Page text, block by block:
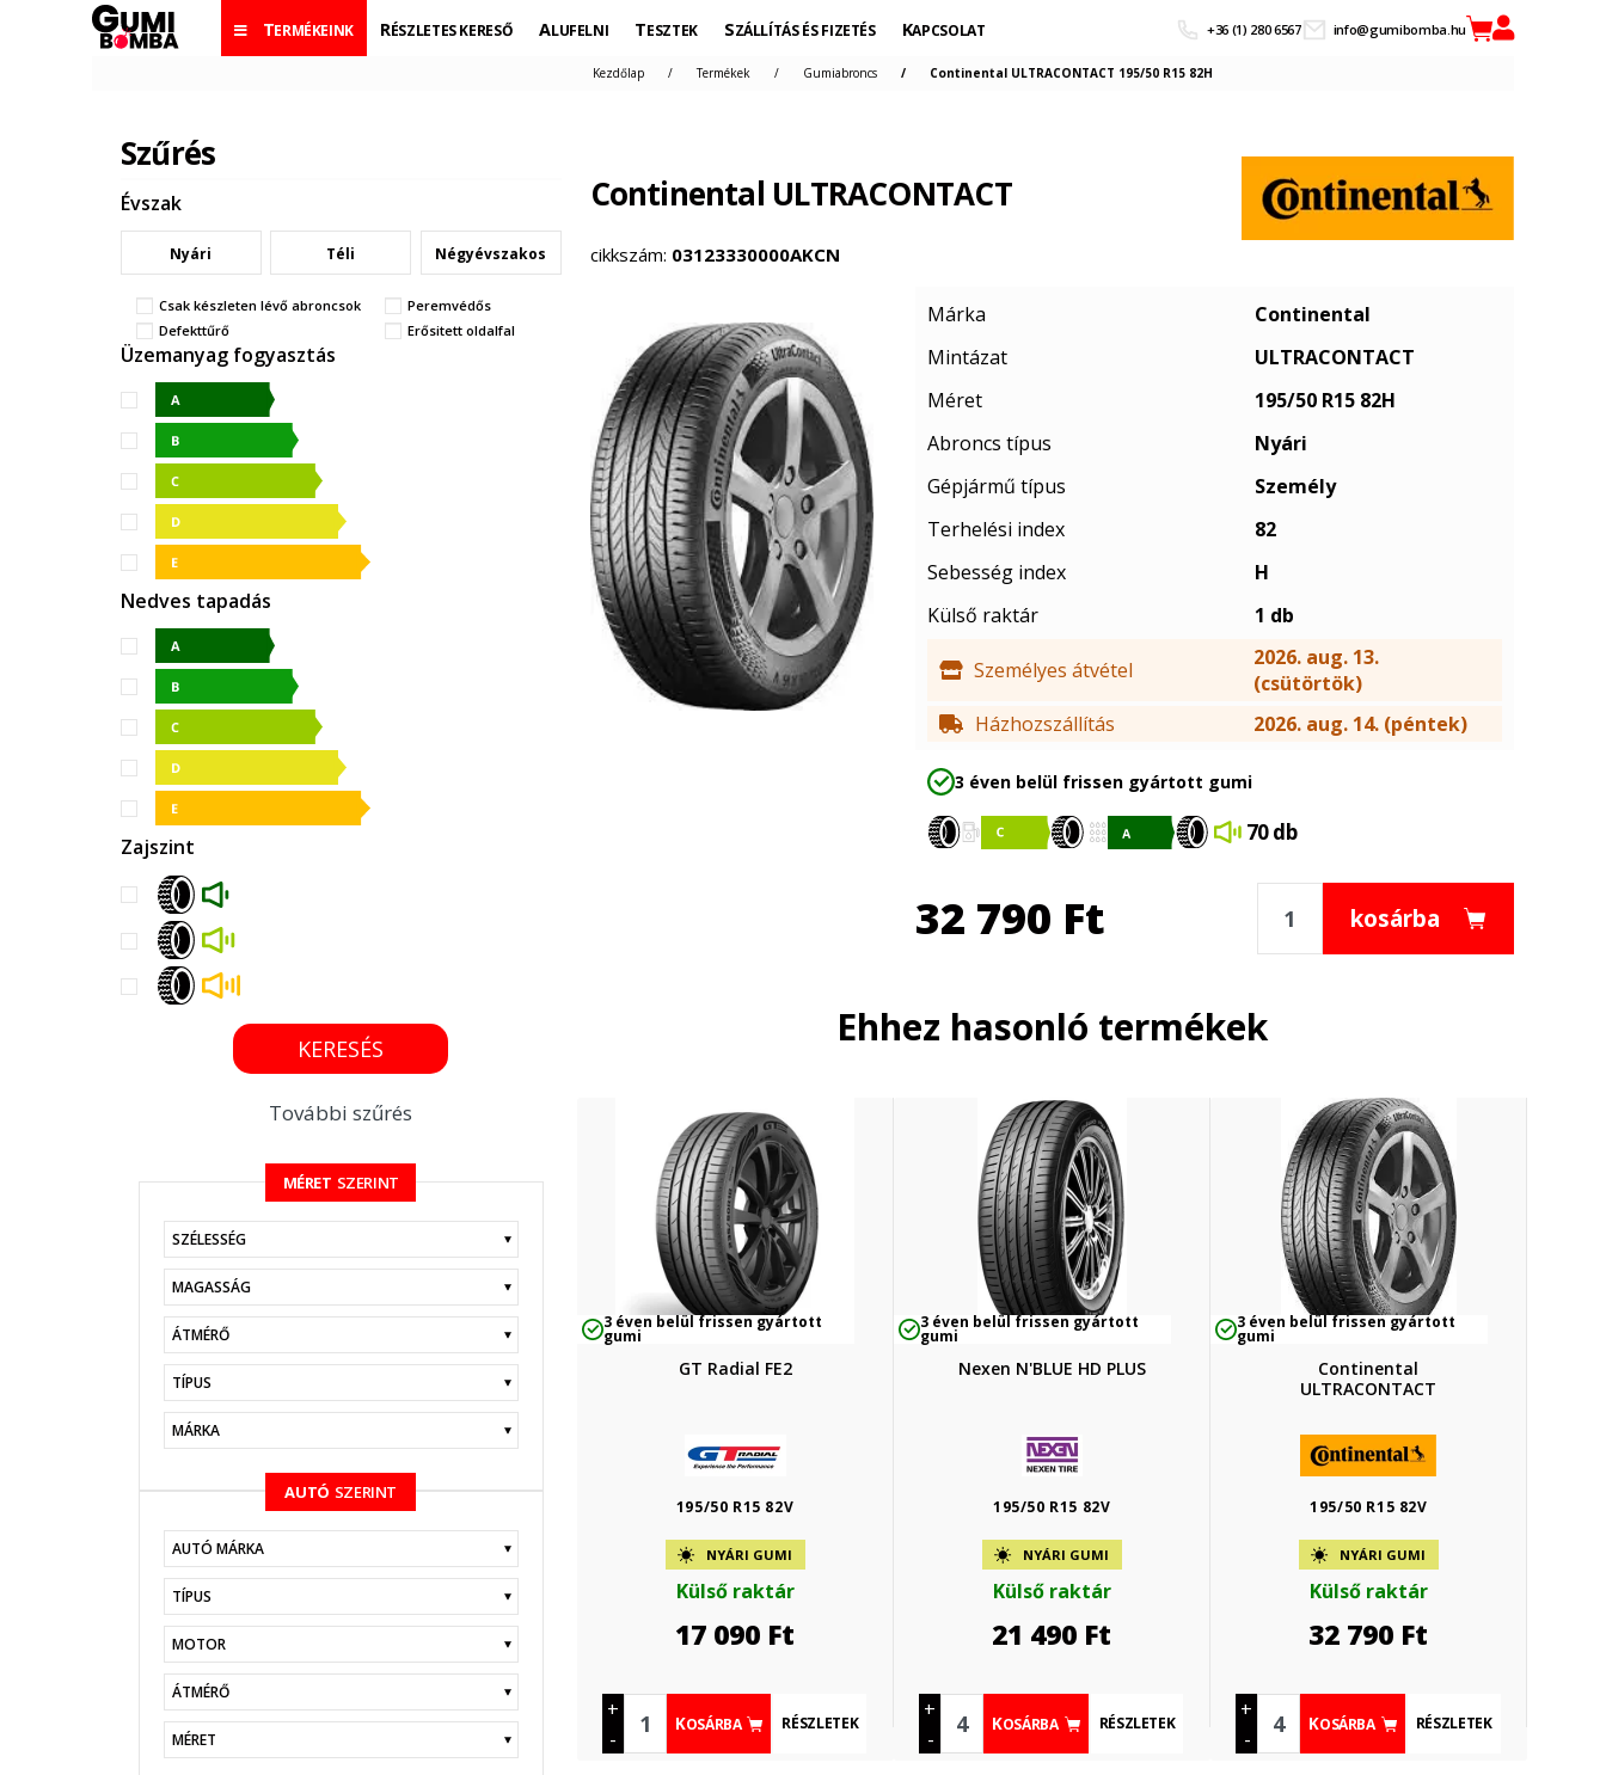
TERMÉKEINK RÉSZLETES KERESŐ ALUFELNI TESZTEK SZÁLLÍTÁS ÉS FIZETÉS KAPCSOLAT +36 (1) 280 6567 info@gumibomba.hu
Szűrés
Évszak
Nyári Téli Négyévszakos
Csak készleten lévő abroncsok
Peremvédős
Defekttűrő
Erősitett oldalfal
Üzemanyag fogyasztás
Nedves tapadás
Zajszint
KERESÉS
További szűrés
MÉRET SZERINT
KERESÉS
AUTÓ SZERINT
Kezdőlap Termékek Gumiabroncs Continental ULTRACONTACT 195/50 R15 82H
Continental ULTRACONTACT
cikkszám: 03123330000AKCN
Márka
Continental
Mintázat
ULTRACONTACT
Méret
195/50 R15 82H
Abroncs típus
Nyári
Gépjármű típus
Személy
Terhelési index
82
Sebesség index
H
Külső raktár
1 db
Személyes átvétel
2026. aug. 13.
(csütörtök)
Házhozszállítás
2026. aug. 14. (péntek)
3 éven belül frissen gyártott gumi
70 db
32 790 Ft kosárba
Ehhez hasonló termékek
3 éven belül frissen gyártott
gumi
GT Radial FE2
195/50 R15 82V
NYÁRI GUMI
Külső raktár
17 090 Ft
+
-
KOSÁRBA RÉSZLETEK
3 éven belül frissen gyártott
gumi
Nexen N'BLUE HD PLUS
195/50 R15 82V
NYÁRI GUMI
Külső raktár
21 490 Ft
+
-
KOSÁRBA RÉSZLETEK
3 éven belül frissen gyártott
gumi
Continental
ULTRACONTACT
195/50 R15 82V
NYÁRI GUMI
Külső raktár
32 790 Ft
+
-
KOSÁRBA RÉSZLETEK